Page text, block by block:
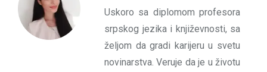
Uskoro sa diplomom profesora
srpskog jezika i književnosti, sa
željom da gradi karijeru u svetu
novinarstva. Veruje da je u životu